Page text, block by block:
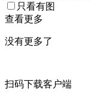
只看有图
查看更多
没有更多了
扫码下载客户端